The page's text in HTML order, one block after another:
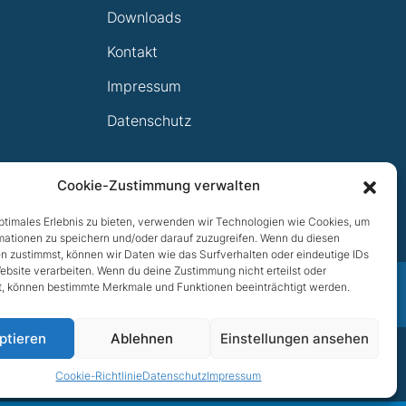
Cookie-Zustimmung verwalten
Erlebnis zu bieten, verwenden wir Technologien wie Cookies, um
zu speichern und/oder darauf zuzugreifen. Wenn du diesen
zustimmst, können wir Daten wie das Surfverhalten oder eindeutige IDs
verarbeiten. Wenn du deine Zustimmung nicht erteilst oder
können bestimmte Merkmale und Funktionen beeinträchtigt werden.
Ablehnen Einstellungen ansehen
Cookie-RichtlinieDatenschutzImpressum
Downloads
Kontakt
Impressum
Datenschutz